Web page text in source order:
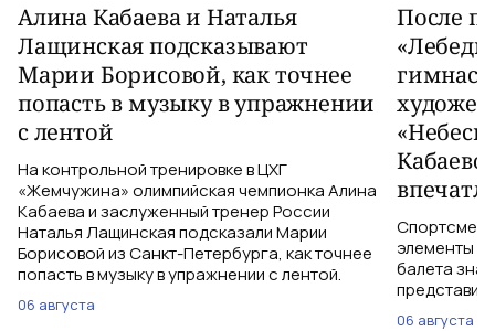
Алина Кабаева и Наталья
Лащинская подсказывают
Марии Борисовой, как точнее
попасть в музыку в упражнении
с лентой
На контрольной тренировке в ЦХГ
«Жемчужина» олимпийская чемпионка Алина
Кабаева и заслуженный тренер России
Наталья Лащинская подсказали Марии
Борисовой из Санкт-Петербурга, как точнее
попасть в музыку в упражнении с лентой.
06 августа
После
элементы
балета
06 августа